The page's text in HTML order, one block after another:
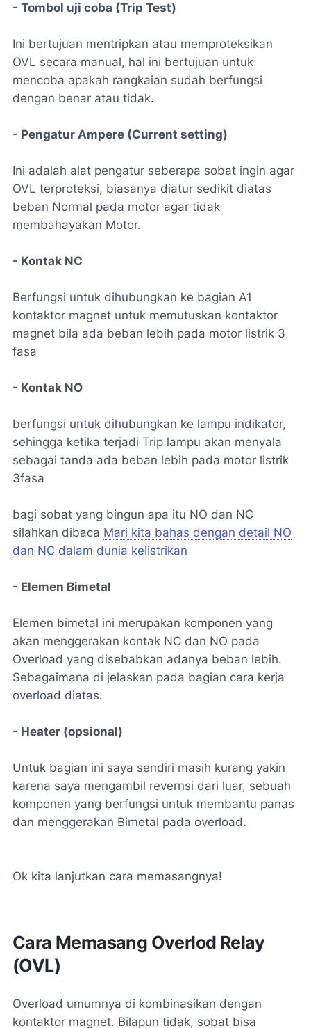
- Tombol uji coba (Trip Test)
Ini bertujuan mentripkan atau memproteksikan
OVL secara manual, hal ini bertujuan untuk
mencoba apakah rangkaian sudah berfungsi
dengan benar atau tidak.
- Pengatur Ampere (Current setting)
Ini adalah alat pengatur seberapa sobat ingin agar
OVL terproteksi, biasanya diatur sedikit diatas
beban Normal pada motor agar tidak
membahayakan Motor.
- Kontak NC
Berfungsi untuk dihubungkan ke bagian A1
kontaktor magnet untuk memutuskan kontaktor
magnet bila ada beban lebih pada motor listrik 3
fasa
- Kontak NO
berfungsi untuk dihubungkan ke lampu indikator,
sehingga ketika terjadi Trip lampu akan menyala
sebagai tanda ada beban lebih pada motor listrik
3fasa
bagi sobat yang bingun apa itu NO dan NC
silahkan dibaca Mari kita bahas dengan detail NO
dan NC dalam dunia kelistrikan
- Elemen Bimetal
Elemen bimetal ini merupakan komponen yang
akan menggerakan kontak NC dan NO pada
Overload yang disebabkan adanya beban lebih.
Sebagaimana di jelaskan pada bagian cara kerja
overload diatas.
- Heater (opsional)
Untuk bagian ini saya sendiri masih kurang yakin
karena saya mengambil revernsi dari luar, sebuah
komponen yang berfungsi untuk membantu panas
dan menggerakan Bimetal pada overload.
Ok kita lanjutkan cara memasangnya!
Cara Memasang Overlod Relay
(OVL)
Overload umumnya di kombinasikan dengan
kontaktor magnet. Bilapun tidak, sobat bisa